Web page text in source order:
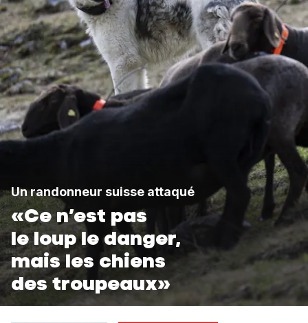
Un randonneur suisse attaqué
«Ce n’est pas
le loup le danger,
mais les chiens
des troupeaux»